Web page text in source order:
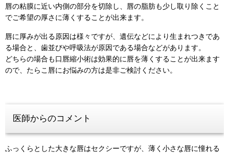
唇の粘膜に近い内側の部分を切除し、唇の脂肪も少し取り除くこと
でご希望の厚さに薄くすることが出来ます。
唇に厚みが出る原因は様々ですが、遺伝などにより生まれつきであ
る場合と、歯並びや呼吸法が原因である場合などがあります。
どちらの場合も口唇縮小術は効果的に唇を薄くすることが出来ます
ので、たらこ唇にお悩みの方は是非ご検討ください。
医師からのコメント
ふっくらとした大きな唇はセクシーですが、薄く小さな唇に憧れる